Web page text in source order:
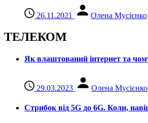
26.11.2021 Олена Мусієнко
ТЕЛЕКОМ
Як влаштований інтернет та
29.03.2023 Олена Мусієнко
Стрибок від 5G до 6G. Коли,